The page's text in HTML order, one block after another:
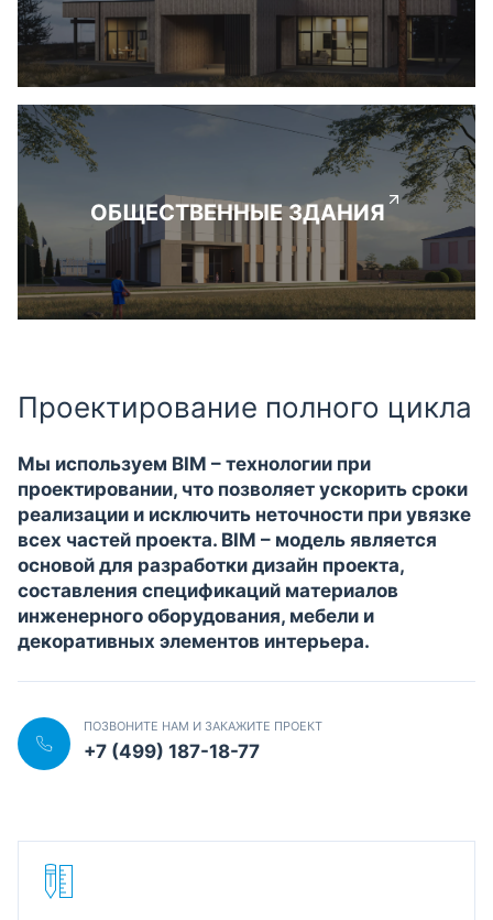
ОБЩЕСТВЕННЫЕ ЗДАНИЯ
Проектирование полного цикла
Мы используем BIM – технологии при
проектировании, что позволяет ускорить сроки
реализации и исключить неточности при увязке
всех частей проекта. BIM – модель является
основой для разработки дизайн проекта,
составления спецификаций материалов
инженерного оборудования, мебели и
декоративных элементов интерьера.
ПОЗВОНИТЕ НАМ И ЗАКАЖИТЕ ПРОЕКТ
+7 (499) 187-18-77